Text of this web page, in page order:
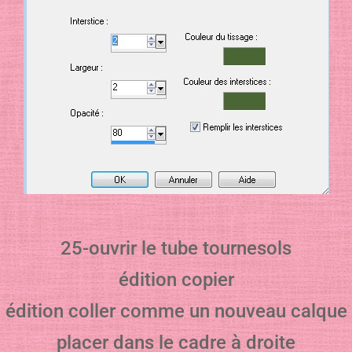
25-ouvrir le tube tournesols
édition copier
édition coller comme un nouveau calque
placer dans le cadre à droite